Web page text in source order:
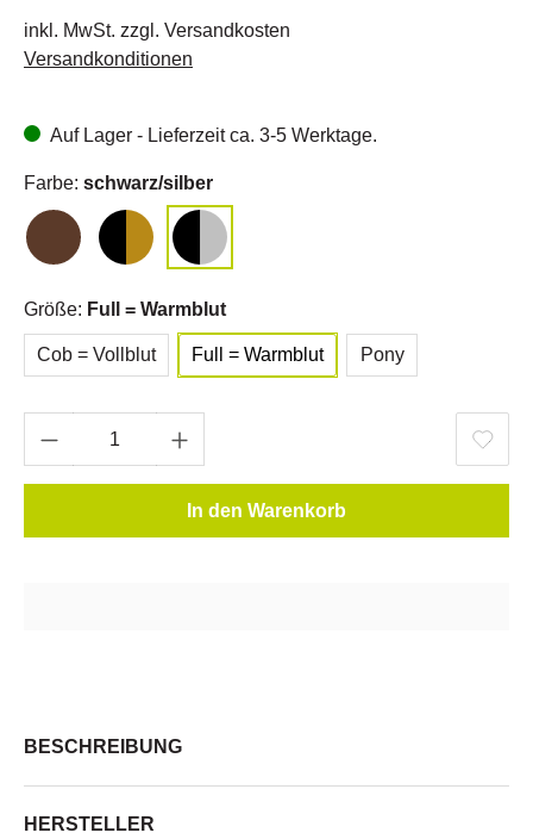
inkl. MwSt. zzgl. Versandkosten
Versandkonditionen
Auf Lager - Lieferzeit ca. 3-5 Werktage.
Farbe: schwarz/silber
Größe: Full = Warmblut
Cob = Vollblut Full = Warmblut Pony
In den Warenkorb
BESCHREIBUNG
HERSTELLER